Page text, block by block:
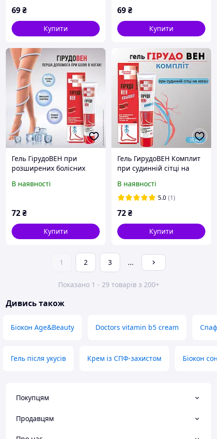
69₴
Купити
69₴
Купити
Гель ГірудоВЕН при
розширених болісних
покращення кровообігу,
В наявності
72₴
Купити
Гель ГирудоВЕН Комплит
при судинній сітці на
В наявності
5.0 (1)
72₴
Купити
1 2 3 ...
Показано 1 - 29 товарів з 200+
Дивись також
Біокон Age&Beauty Doctors vitamin b5 cream
Гель після укусів Крем із СПФ-захистом Біокон
Покупцям
Продавцям